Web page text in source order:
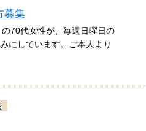
募集
70代女性が、毎週日曜日の
にしています。ご本人より